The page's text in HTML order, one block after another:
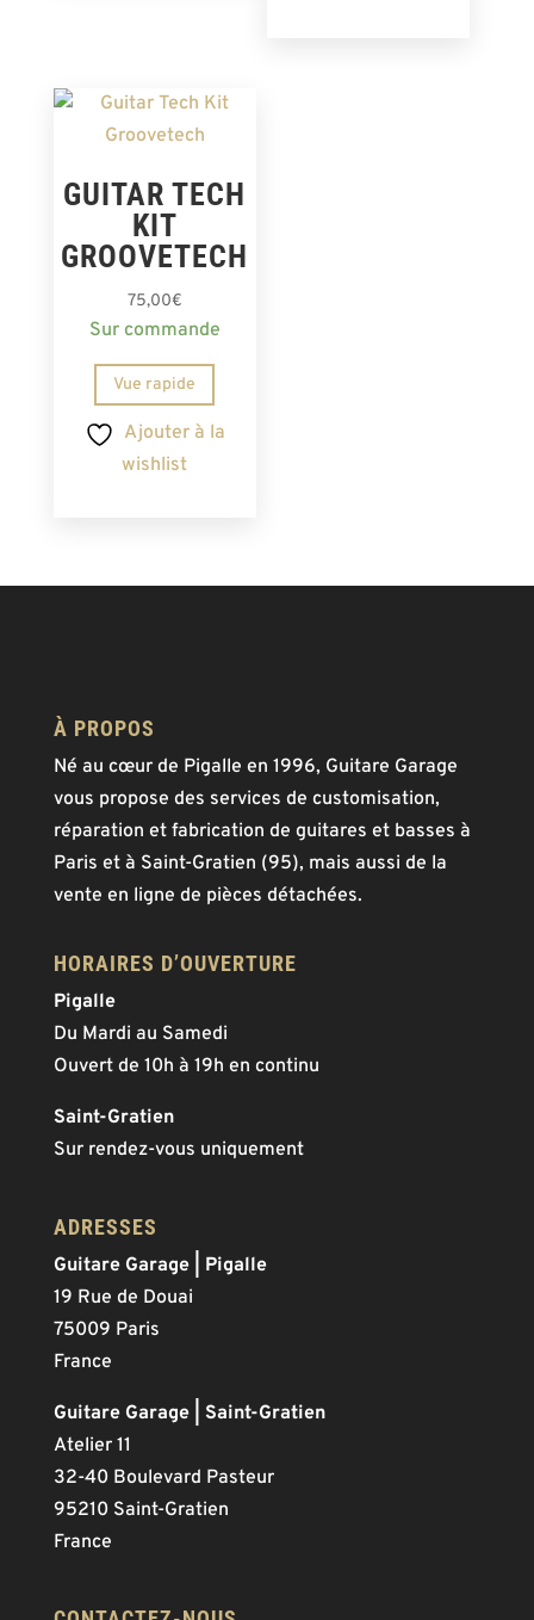
GUITAR TECH
KIT
GROOVETECH
75,00€
Sur commande
Vue rapide
Ajouter à la
wishlist
À PROPOS
Né au cœur de Pigalle en 1996, Guitare Garage
vous propose des services de customisation,
réparation et fabrication de guitares et basses à
Paris et à Saint-Gratien (95), mais aussi de la
vente en ligne de pièces détachées.
HORAIRES D’OUVERTURE
Pigalle
Du Mardi au Samedi
Ouvert de 10h à 19h en continu
Saint-Gratien
Sur rendez-vous uniquement
ADRESSES
Guitare Garage | Pigalle
19 Rue de Douai
75009 Paris
France
Guitare Garage | Saint-Gratien
Atelier 11
32-40 Boulevard Pasteur
95210 Saint-Gratien
France